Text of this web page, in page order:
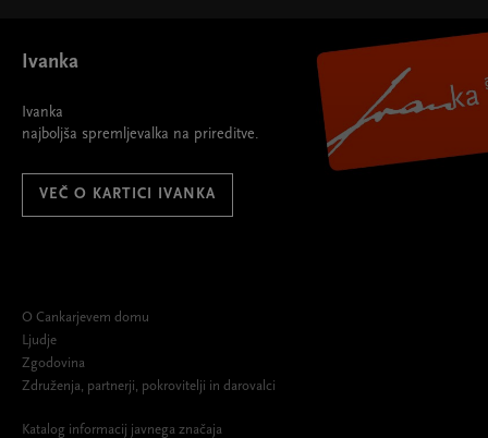
Ivanka
Ivanka
najboljša spremljevalka na prireditve.
VEČ O KARTICI IVANKA
O Cankarjevem domu
Ljudje
Zgodovina
Združenja, partnerji, pokrovitelji in darovalci
Katalog informacij javnega značaja